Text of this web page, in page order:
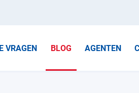
VRAGEN BLOG AGENTEN